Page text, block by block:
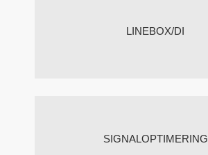
LINEBOX/DI
SIGNALOPTIMERING